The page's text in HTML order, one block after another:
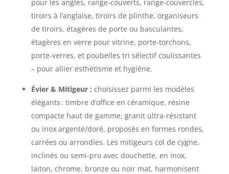
pour les angles, range-couverts, range-couvercles,
tiroirs à l’anglaise, tiroirs de plinthe, organiseurs
de tiroirs, étagères de porte ou basculantes,
étagères en verre pour vitrine, porte-torchons,
porte-verres, et poubelles tri sélectif coulissantes
– pour allier esthétisme et hygiène.
Évier & Mitigeur : choisissez parmi les modèles
élégants : timbre d’office en céramique, résine
compacte haut de gamme, granit ultra-résistant
ou inox argenté/doré, proposés en formes rondes,
carrées ou arrondies. Les mitigeurs col de cygne,
inclinés ou semi-pro avec douchette, en inox,
laiton, chrome, bronze ou noir mat, harmonisent